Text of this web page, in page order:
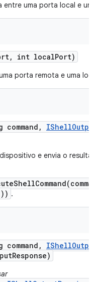
entre uma porta local e
, int localPort)
porta remota e uma
, IShellOutput
e envia o
.
, IShellOutput
Response)